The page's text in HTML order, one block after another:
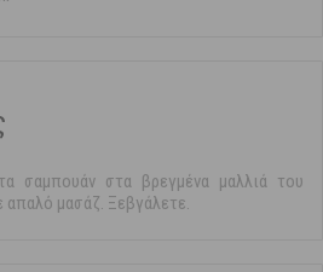
σαμπουάν στα βρεγμένα μαλλιά του
απαλό μασάζ. Ξεβγάλετε.